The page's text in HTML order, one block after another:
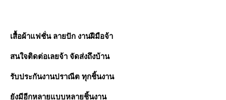
เสื้อผ้าแฟชั่น ลายปัก งานฝีมือจ้า
สนใจติดต่อเลยจ้า จัดส่งถึงบ้าน
รับประกันงานปราณีต ทุกชิ้นงาน
ยังมีอีกหลายแบบหลายชิ้นงาน